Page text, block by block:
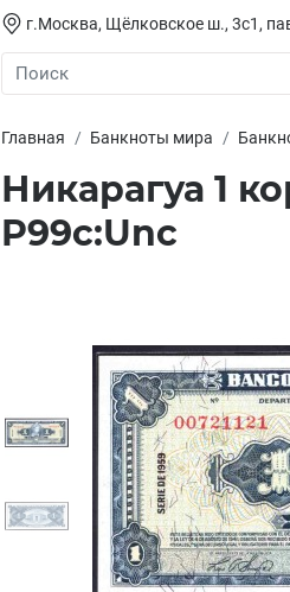
г.Москва, Щёлковское ш., 3с1,
Главная Банкноты мира
Никарагуа 1
P99с:Unc